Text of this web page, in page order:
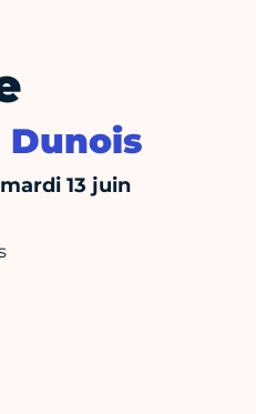
Dunois
13 juin